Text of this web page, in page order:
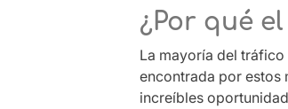
¿Por qué
La mayoría del
encontrada por estos
increíbles